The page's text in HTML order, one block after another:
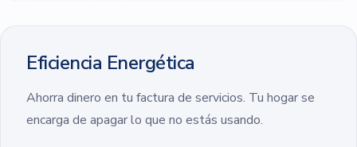
Eficiencia Energética
Ahorra dinero en tu factura de servicios. Tu hogar se
encarga de apagar lo que no estás usando.